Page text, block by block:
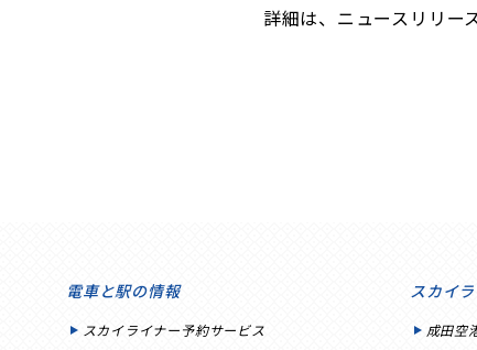
詳細は、ニュースリリー
電車と駅の情報
スカイライナー予約サービス
スカイ
成田空